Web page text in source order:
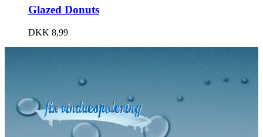
Glazed Donuts
DKK 8,99